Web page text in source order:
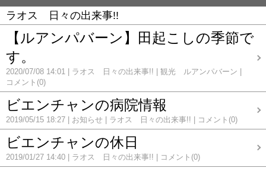
ラオス 日々の出来事!!
【ルアンパバーン】田起こしの季節で
す。
2020/07/08 14:01 ラオス 日々の出来事!!
観光 ルアンパバーン
コメント(0)
ビエンチャンの病院情報
2019/05/15 18:27 お知らせ ラオス 日々の出来事!! コメント(0)
ビエンチャンの休日
2019/01/27 14:40 ラオス 日々の出来事!! コメント(0)